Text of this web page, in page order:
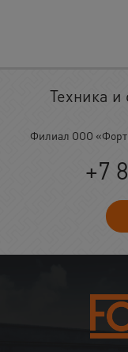
Техника
Филиал ООО
+7